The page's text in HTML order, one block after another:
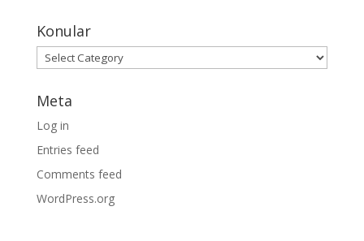
Konular
Konular
Meta
Log in
Entries feed
Comments feed
WordPress.org